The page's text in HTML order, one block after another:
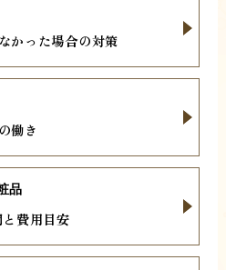
かった場合の対策
働き
費用目安
品